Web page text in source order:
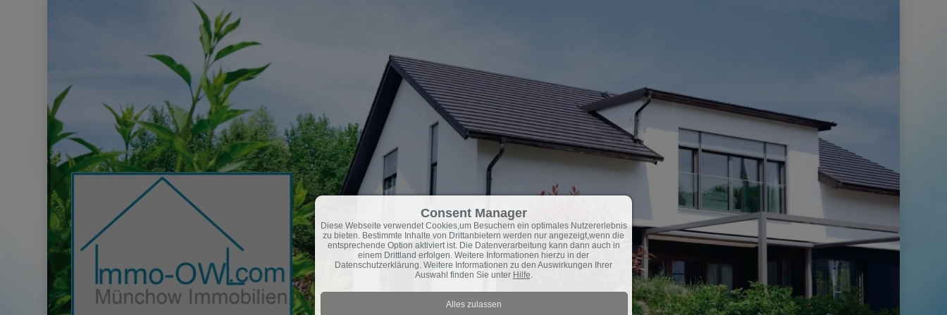
Consent Manager
Diese Webseite verwendet Cookies,um Besuchern ein optimales Nutzererlebnis
zu bieten. Bestimmte Inhalte von Drittanbietern werden nur angezeigt,wenn die
entsprechende Option aktiviert ist. Die Datenverarbeitung kann dann auch in
einem Drittland erfolgen. Weitere Informationen hierzu in der
Datenschutzerklärung. Weitere Informationen zu den Auswirkungen Ihrer
Auswahl finden Sie unter Hilfe.
Consent Manager
Um fortfahren zu können,müssen Sie eine Cookie-Auswahl treffen.
erhalten Sie eine Erläuterung der verschiedenen Optionen und ihrer
Alles zulassen:
Jedes Cookie wie z.B. Tracking- und Analytische-Cookies sowie